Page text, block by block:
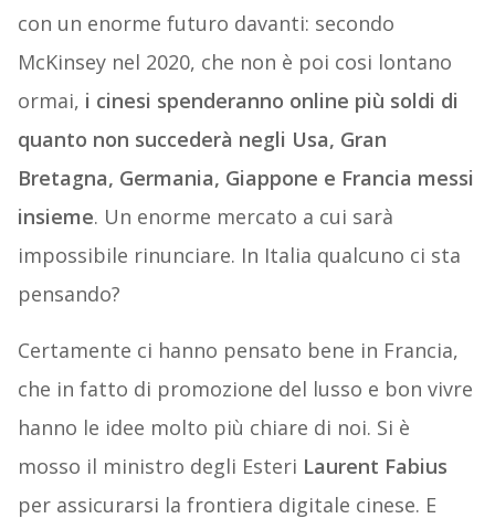
con un enorme futuro davanti: secondo
McKinsey nel 2020, che non è poi cosi lontano
ormai, i cinesi spenderanno online più soldi di
quanto non succederà negli Usa, Gran
Bretagna, Germania, Giappone e Francia messi
insieme. Un enorme mercato a cui sarà
impossibile rinunciare. In Italia qualcuno ci sta
pensando?
Certamente ci hanno pensato bene in Francia,
che in fatto di promozione del lusso e bon vivre
hanno le idee molto più chiare di noi. Si è
mosso il ministro degli Esteri Laurent Fabius
per assicurarsi la frontiera digitale cinese. E